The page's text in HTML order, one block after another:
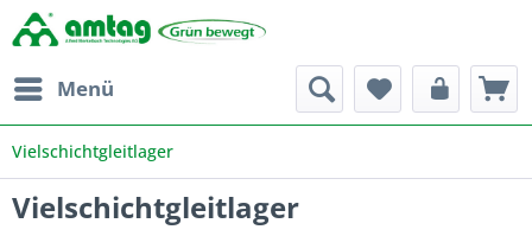
Menü
Vielschichtgleitlager
Vielschichtgleitlager